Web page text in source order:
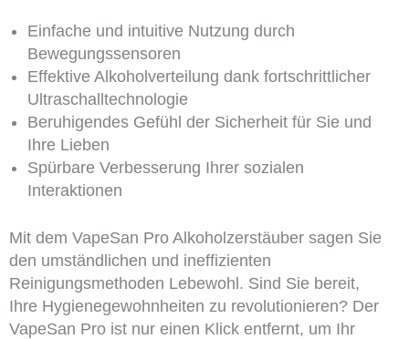
Einfache und intuitive Nutzung durch
Bewegungssensoren
Effektive Alkoholverteilung dank fortschrittlicher
Ultraschalltechnologie
Beruhigendes Gefühl der Sicherheit für Sie und
Ihre Lieben
Spürbare Verbesserung Ihrer sozialen
Interaktionen
Mit dem VapeSan Pro Alkoholzerstäuber sagen Sie
den umständlichen und ineffizienten
Reinigungsmethoden Lebewohl. Sind Sie bereit,
Ihre Hygienegewohnheiten zu revolutionieren? Der
VapeSan Pro ist nur einen Klick entfernt, um Ihr